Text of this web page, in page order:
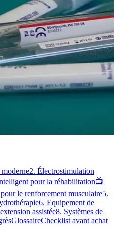
2. Électrostimulation
pour la réhabilitation📺
le renforcement musculaire5.
6. Equipement de
assistée8. Systèmes de
GlossaireChecklist avant achat